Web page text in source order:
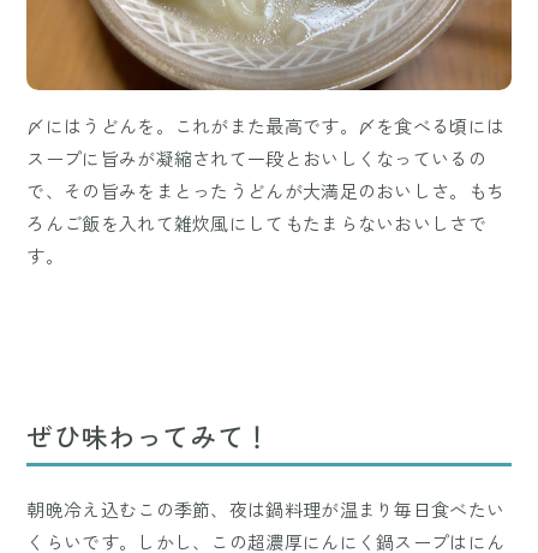
〆にはうどんを。これがまた最高です。〆を食べる頃には
スープに旨みが凝縮されて一段とおいしくなっているの
で、その旨みをまとったうどんが大満足のおいしさ。もち
ろんご飯を入れて雑炊風にしてもたまらないおいしさで
す。
ぜひ味わってみて！
朝晩冷え込むこの季節、夜は鍋料理が温まり毎日食べたい
くらいです。しかし、この超濃厚にんにく鍋スープはにん